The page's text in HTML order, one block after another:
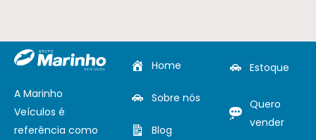
A Marinho
Veículos é
referência como
Home
Sobre nós
Blog
Estoque
Quero
vender